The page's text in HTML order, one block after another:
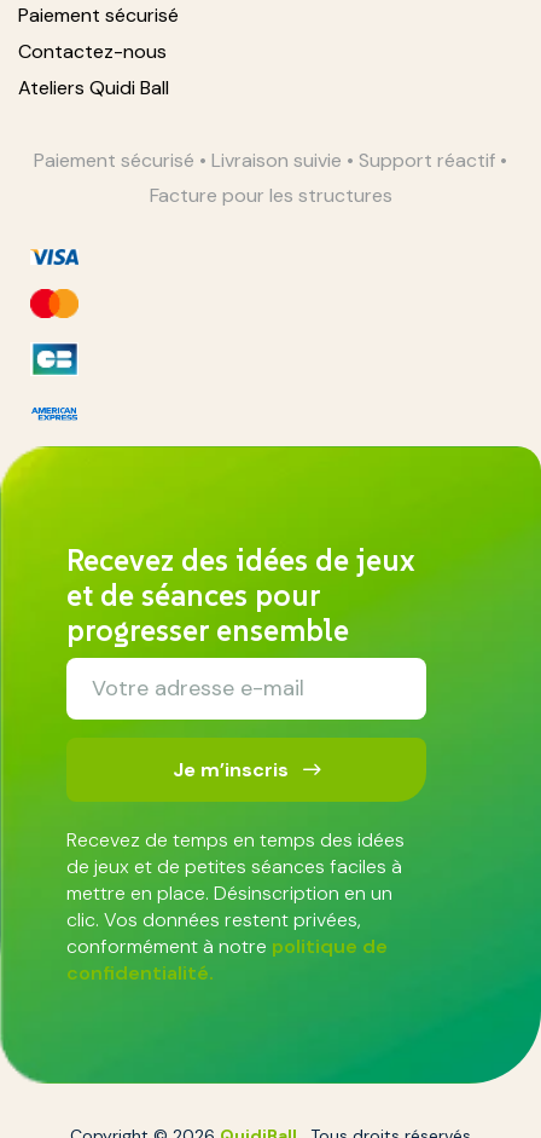
Paiement sécurisé
Contactez-nous
Ateliers Quidi Ball
Paiement sécurisé • Livraison suivie • Support réactif •
Facture pour les structures
Recevez des idées de jeux
et de séances pour
progresser ensemble
Je m’inscris
Recevez de temps en temps des idées
de jeux et de petites séances faciles à
mettre en place. Désinscription en un
clic. Vos données restent privées,
conformément à notre politique de
confidentialité.